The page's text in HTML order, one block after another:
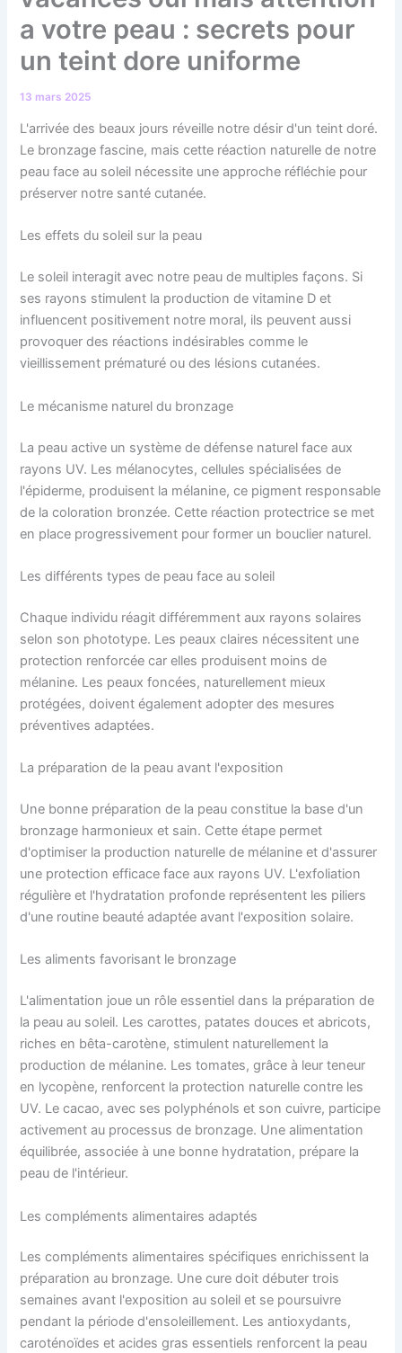
a votre peau : secrets pour
un teint dore uniforme
13 mars 2025
L'arrivée des beaux jours réveille notre désir d'un teint doré.
Le bronzage fascine, mais cette réaction naturelle de notre
peau face au soleil nécessite une approche réfléchie pour
préserver notre santé cutanée.
Les effets du soleil sur la peau
Le soleil interagit avec notre peau de multiples façons. Si
ses rayons stimulent la production de vitamine D et
influencent positivement notre moral, ils peuvent aussi
provoquer des réactions indésirables comme le
vieillissement prématuré ou des lésions cutanées.
Le mécanisme naturel du bronzage
La peau active un système de défense naturel face aux
rayons UV. Les mélanocytes, cellules spécialisées de
l'épiderme, produisent la mélanine, ce pigment responsable
de la coloration bronzée. Cette réaction protectrice se met
en place progressivement pour former un bouclier naturel.
Les différents types de peau face au soleil
Chaque individu réagit différemment aux rayons solaires
selon son phototype. Les peaux claires nécessitent une
protection renforcée car elles produisent moins de
mélanine. Les peaux foncées, naturellement mieux
protégées, doivent également adopter des mesures
préventives adaptées.
La préparation de la peau avant l'exposition
Une bonne préparation de la peau constitue la base d'un
bronzage harmonieux et sain. Cette étape permet
d'optimiser la production naturelle de mélanine et d'assurer
une protection efficace face aux rayons UV. L'exfoliation
régulière et l'hydratation profonde représentent les piliers
d'une routine beauté adaptée avant l'exposition solaire.
Les aliments favorisant le bronzage
L'alimentation joue un rôle essentiel dans la préparation de
la peau au soleil. Les carottes, patates douces et abricots,
riches en bêta-carotène, stimulent naturellement la
production de mélanine. Les tomates, grâce à leur teneur
en lycopène, renforcent la protection naturelle contre les
UV. Le cacao, avec ses polyphénols et son cuivre, participe
activement au processus de bronzage. Une alimentation
équilibrée, associée à une bonne hydratation, prépare la
peau de l'intérieur.
Les compléments alimentaires adaptés
Les compléments alimentaires spécifiques enrichissent la
préparation au bronzage. Une cure doit débuter trois
semaines avant l'exposition au soleil et se poursuivre
pendant la période d'ensoleillement. Les antioxydants,
caroténoïdes et acides gras essentiels renforcent la peau